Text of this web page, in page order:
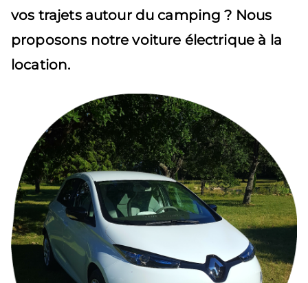
vos trajets autour du camping ? Nous
proposons notre voiture électrique à la
location.